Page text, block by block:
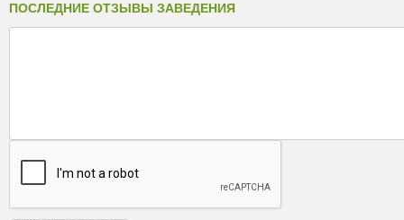
ПОСЛЕДНИЕ ОТЗЫВЫ ЗАВЕДЕНИЯ